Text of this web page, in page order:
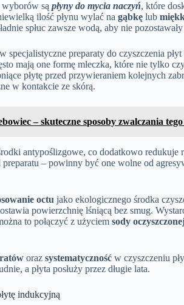
wyborów sąpłyny do mycia naczyń, które
ilość płynu wylać nagąbkę lub
spłuc zawsze wodą, aby nie
specjalistyczne preparaty do czyszczenia
mają one formę mleczka, które nie tylko
płytę przed przywieraniem kolejnych
w kontakcie ze skórą.
– skuteczne sposoby zwalczania
antypoślizgowe, co dodatkowo
– powinny być one wolne od
octu jako ekologicznego środka
powierzchnię lśniącą bez smug.
to połączyć z użyciemsody
orazsystematyczność w czyszczeniu
a płyta posłuży przez długie lata.
indukcyjną